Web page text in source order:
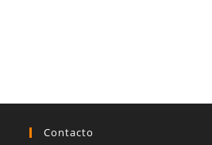
Contacto